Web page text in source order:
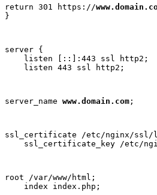
return 301 https://
}
server {
    listen [::]:443 ssl http2;
    listen 443 ssl http2;
server_name www.domain.com ;
ssl_certificate /etc/nginx/
ssl_certificate_key /etc/
root /var/www/html;
    index index.php;